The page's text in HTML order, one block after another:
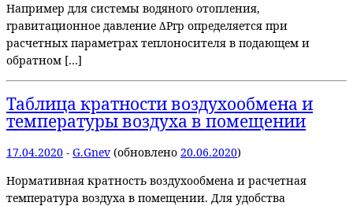
Например для системы водяного отопления,
гравитационное давление ΔРгр определяется при
расчетных параметрах теплоносителя в подающем и
обратном […]
Таблица кратности воздухообмена и
температуры воздуха в помещении
17.04.2020 - G.Gnev (обновлено 20.06.2020)
Нормативная кратность воздухообмена и расчетная
температура воздуха в помещении. Для удобства